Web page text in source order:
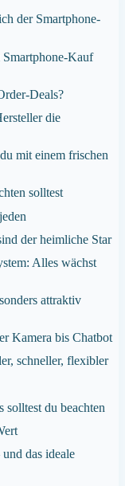
der Smartphone-
Kauf
Deals?
die
mit einem frischen
solltest
der heimliche Star
Alles wächst
attraktiv
Kamera bis Chatbot
schneller, flexibler
solltest du beachten
das ideale